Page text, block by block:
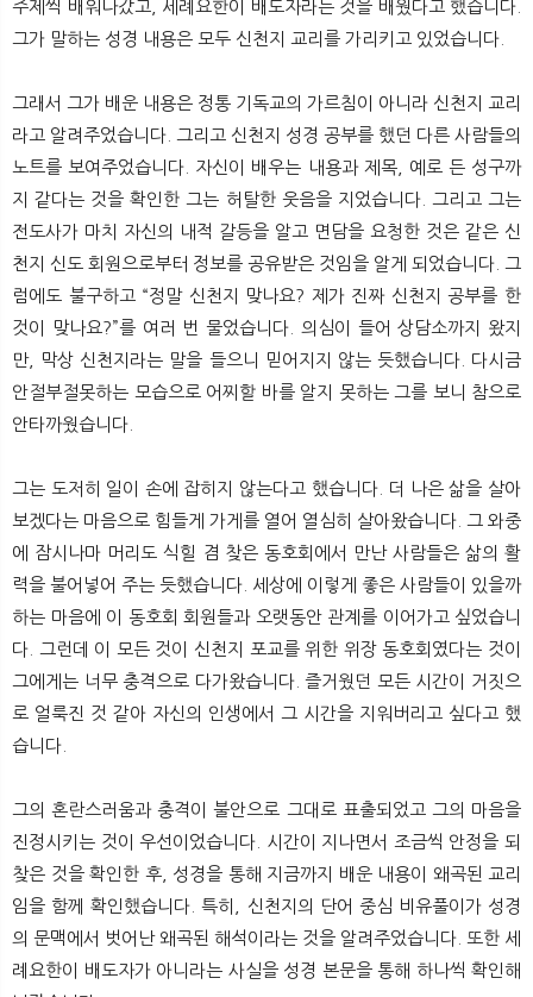
주제씩 배워나갔고, 세례요한이 배도자라는 것을 배웠다고 했습니다.
그가 말하는 성경 내용은 모두 신천지 교리를 가리키고 있었습니다.
그래서 그가 배운 내용은 정통 기독교의 가르침이 아니라 신천지 교리
라고 알려주었습니다. 그리고 신천지 성경 공부를 했던 다른 사람들의
노트를 보여주었습니다. 자신이 배우는 내용과 제목, 예로 든 성구까
지 같다는 것을 확인한 그는 허탈한 웃음을 지었습니다. 그리고 그는
전도사가 마치 자신의 내적 갈등을 알고 면담을 요청한 것은 같은 신
천지 신도 회원으로부터 정보를 공유받은 것임을 알게 되었습니다. 그
럼에도 불구하고 “정말 신천지 맞나요? 제가 진짜 신천지 공부를 한
것이 맞나요?”를 여러 번 물었습니다. 의심이 들어 상담소까지 왔지
만, 막상 신천지라는 말을 들으니 믿어지지 않는 듯했습니다. 다시금
안절부절못하는 모습으로 어찌할 바를 알지 못하는 그를 보니 참으로
안타까웠습니다.
그는 도저히 일이 손에 잡히지 않는다고 했습니다. 더 나은 삶을 살아
보겠다는 마음으로 힘들게 가게를 열어 열심히 살아왔습니다. 그 와중
에 잠시나마 머리도 식힐 겸 찾은 동호회에서 만난 사람들은 삶의 활
력을 불어넣어 주는 듯했습니다. 세상에 이렇게 좋은 사람들이 있을까
하는 마음에 이 동호회 회원들과 오랫동안 관계를 이어가고 싶었습니
다. 그런데 이 모든 것이 신천지 포교를 위한 위장 동호회였다는 것이
그에게는 너무 충격으로 다가왔습니다. 즐거웠던 모든 시간이 거짓으
로 얼룩진 것 같아 자신의 인생에서 그 시간을 지워버리고 싶다고 했
습니다.
그의 혼란스러움과 충격이 불안으로 그대로 표출되었고 그의 마음을
진정시키는 것이 우선이었습니다. 시간이 지나면서 조금씩 안정을 되
찾은 것을 확인한 후, 성경을 통해 지금까지 배운 내용이 왜곡된 교리
임을 함께 확인했습니다. 특히, 신천지의 단어 중심 비유풀이가 성경
의 문맥에서 벗어난 왜곡된 해석이라는 것을 알려주었습니다. 또한 세
례요한이 배도자가 아니라는 사실을 성경 본문을 통해 하나씩 확인해